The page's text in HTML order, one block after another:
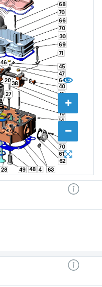
+
−
4
10
14
20
27
28
30
38 40
41
45
46
47
48
49
61
62
63
64
66
68
69
70
70
70
71